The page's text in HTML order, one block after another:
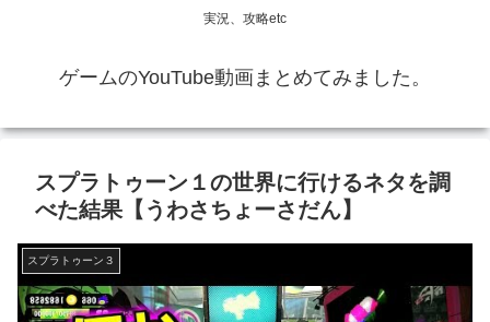
実況、攻略etc
ゲームのYouTube動画まとめてみました。
スプラトゥーン１の世界に行けるネタを調
べた結果【うわさちょーさだん】
スプラトゥーン３